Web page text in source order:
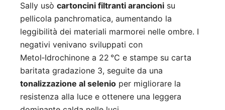
Sally usò cartoncini filtranti arancioni su
pellicola panchromatica, aumentando la
leggibilità dei materiali marmorei nelle ombre. I
negativi venivano sviluppati con
Metol‑Idrochinone a 22 °C e stampe su carta
baritata gradazione 3, seguite da una
tonalizzazione al selenio per migliorare la
resistenza alla luce e ottenere una leggera